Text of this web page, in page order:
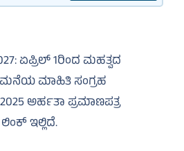
ಏಪ್ರಿಲ್ 1ರಿಂದ ಮಹತ್ವದ
ಮನೆಯ ಮಾಹಿತಿ ಸಂಗ್ರಹ
2025 ಅರ್ಹತಾ ಪ್ರಮಾಣಪತ್ರ
ಇಲ್ಲಿದೆ.